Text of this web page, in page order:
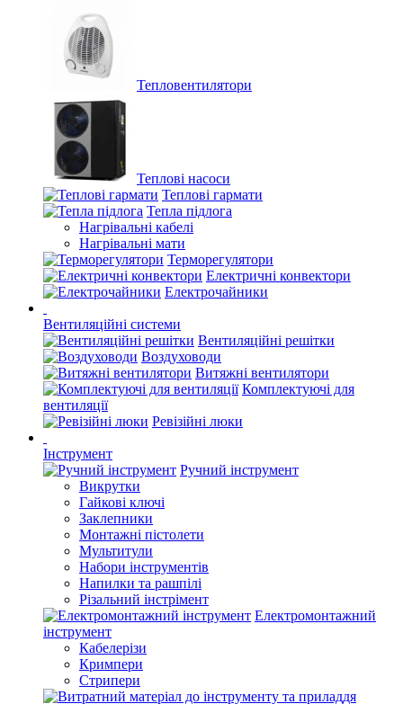
Тепловентилятори
Теплові насоси
Теплові гармати
Тепла підлога
Нагрівальні кабелі
Нагрівальні мати
Терморегулятори
Електричні конвектори
Електрочайники
Вентиляційні системи
Вентиляційні решітки
Воздуховоди
Витяжні вентилятори
Комплектуючі для
вентиляції
Ревізійні люки
Інструмент
Ручний інструмент
Викрутки
Гайкові ключі
Заклепники
Монтажні пістолети
Мультитули
Набори інструментів
Напилки та рашпілі
Різальний інстрімент
Електромонтажний
інструмент
Кабелерізи
Кримпери
Стрипери